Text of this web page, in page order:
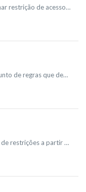
Acesse a funcionalidade para adicionar restrição de acesso a partir do menu Configurações (1) -> Restrições de Acesso (2). Na tela que será mostrada, ...
As restrições de acesso são um conjunto de regras que definem quais registros serão visualizados pelo usuário. As definições podem ser feitas em Fontes RSS,...
Acesse a funcionalidade de exclusão de restrições a partir do menu Configurações (1) > Restrições de Acesso (2). Na tela que será mostrada, com listag...